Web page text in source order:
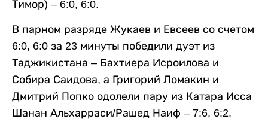
Тимор) – 6:0, 6:0.
В парном разряде Жукаев и Евсеев со счетом
6:0, 6:0 за 23 минуты победили дуэт из
Таджикистана – Бахтиера Исроилова и
Собира Саидова, а Григорий Ломакин и
Дмитрий Попко одолели пару из Катара Исса
Шанан Альхарраси/Рашед Наиф – 7:6, 6:2.